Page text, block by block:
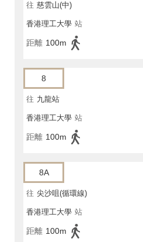
往 慈雲山(中)
香港理工大學 站
距離 100m
8
往 九龍站
香港理工大學 站
距離 100m
8A
往 尖沙咀(循環線)
香港理工大學 站
距離 100m